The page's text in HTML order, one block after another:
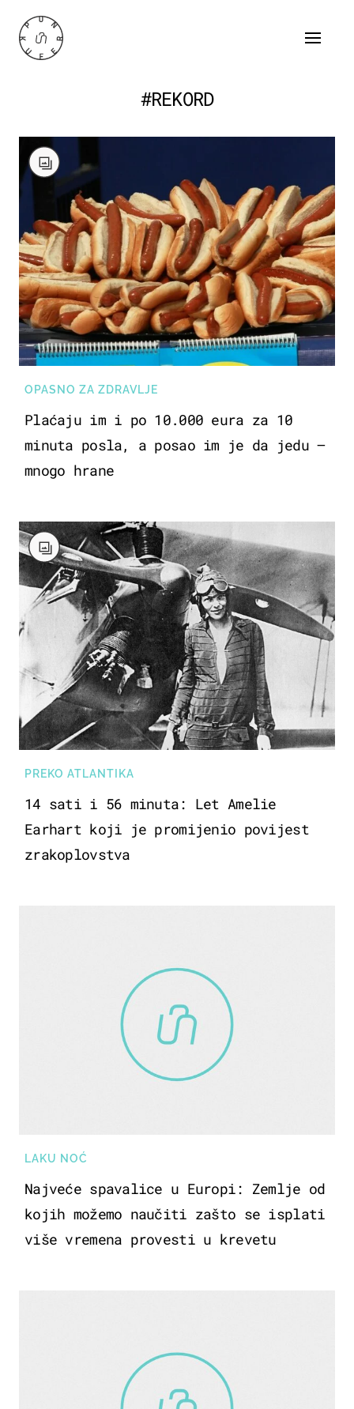
#REKORD
OPASNO ZA ZDRAVLJE
Plaćaju im i po 10.000 eura za 10
minuta posla, a posao im je da jedu –
mnogo hrane
PREKO ATLANTIKA
14 sati i 56 minuta: Let Amelie
Earhart koji je promijenio povijest
zrakoplovstva
LAKU NOĆ
Najveće spavalice u Europi: Zemlje od
kojih možemo naučiti zašto se isplati
više vremena provesti u krevetu